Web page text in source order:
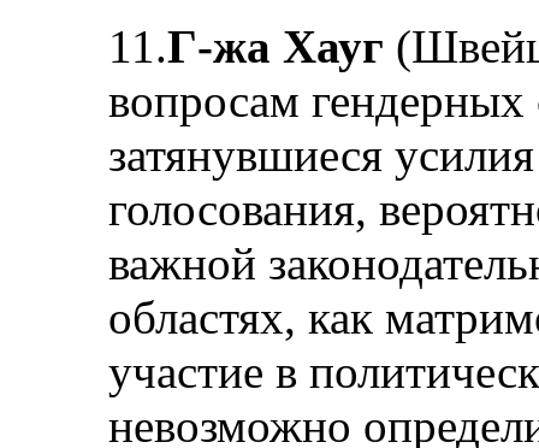
11.Г-жа Хауг
вопросам гендерных
затянувшиеся
голосования,
важной
областях, как
участие в
невозможно